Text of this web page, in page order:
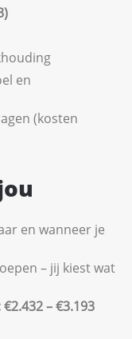
en
(kosten
en wanneer je
– jij kiest wat
€2.432 – €3.193